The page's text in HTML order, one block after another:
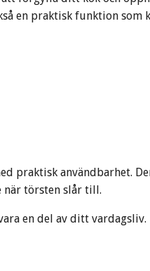
en praktisk funktion som
praktisk användbarhet.
när törsten slår till.
en del av ditt vardagsliv.